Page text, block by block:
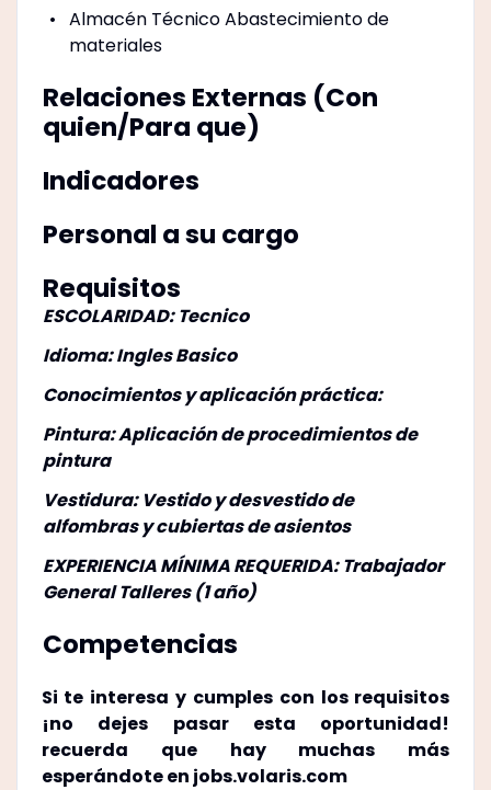
Almacén Técnico Abastecimiento de
materiales
Relaciones Externas (Con
quien/Para que)
Indicadores
Personal a su cargo
Requisitos
ESCOLARIDAD: Tecnico
Idioma: Ingles Basico
Conocimientos y aplicación práctica:
Pintura: Aplicación de procedimientos de
pintura
Vestidura: Vestido y desvestido de
alfombras y cubiertas de asientos
EXPERIENCIA MÍNIMA REQUERIDA: Trabajador
General Talleres (1 año)
Competencias
Si te interesa y cumples con los requisitos
¡no dejes pasar esta oportunidad!
recuerda que hay muchas más
esperándote en jobs.volaris.com